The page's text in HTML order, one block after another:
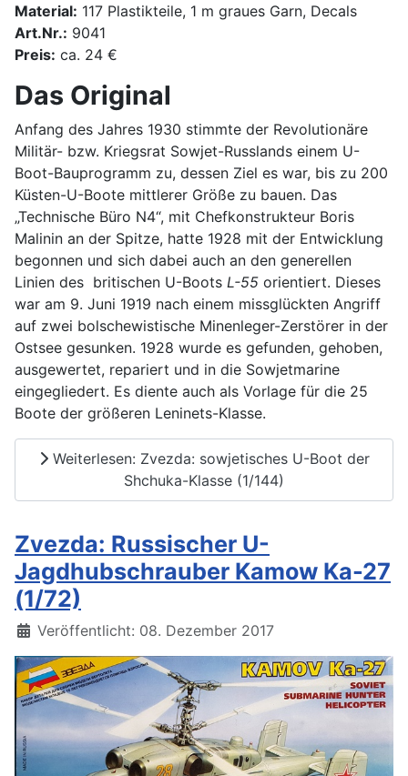
Material: 117 Plastikteile, 1 m graues Garn, Decals
Art.Nr.: 9041
Preis: ca. 24 €
Das Original
Anfang des Jahres 1930 stimmte der Revolutionäre
Militär- bzw. Kriegsrat Sowjet-Russlands einem U-
Boot-Bauprogramm zu, dessen Ziel es war, bis zu 200
Küsten-U-Boote mittlerer Größe zu bauen. Das
„Technische Büro N4“, mit Chefkonstrukteur Boris
Malinin an der Spitze, hatte 1928 mit der Entwicklung
begonnen und sich dabei auch an den generellen
Linien des britischen U-Boots L-55 orientiert. Dieses
war am 9. Juni 1919 nach einem missglückten Angriff
auf zwei bolschewistische Minenleger-Zerstörer in der
Ostsee gesunken. 1928 wurde es gefunden, gehoben,
ausgewertet, repariert und in die Sowjetmarine
eingegliedert. Es diente auch als Vorlage für die 25
Boote der größeren Leninets-Klasse.
Weiterlesen: Zvezda: sowjetisches U-Boot der
Shchuka-Klasse (1/144)
Zvezda: Russischer U-
Jagdhubschrauber Kamow Ka-27
(1/72)
Details
Veröffentlicht: 08. Dezember 2017